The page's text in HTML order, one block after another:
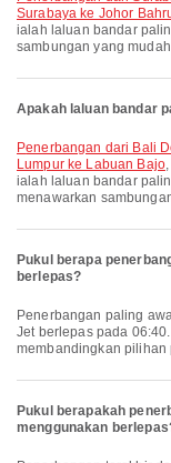
Surabaya ke Johor
ialah laluan bandar
sambungan yang
Apakah laluan bandar
penerbangan dari Bali
Lumpur ke Labuan Bajo
ialah laluan bandar
menawarkan
Pukul berapa
berlepas?
Penerbangan paling awal dari Surabaya ke Labuan Bajo dengan Super Air
Jet berlepas pada
membandingkan pilihan
Pukul berapakah
menggunakan